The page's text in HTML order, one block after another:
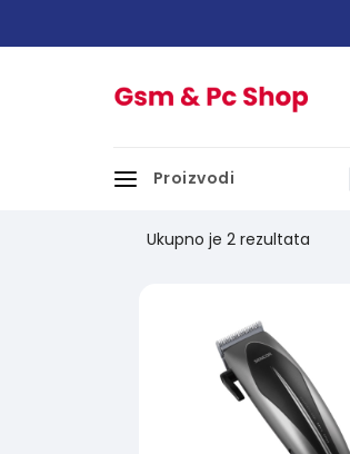
Proizvodi
Proizvodjač:
Ukupno je 2 rezultata